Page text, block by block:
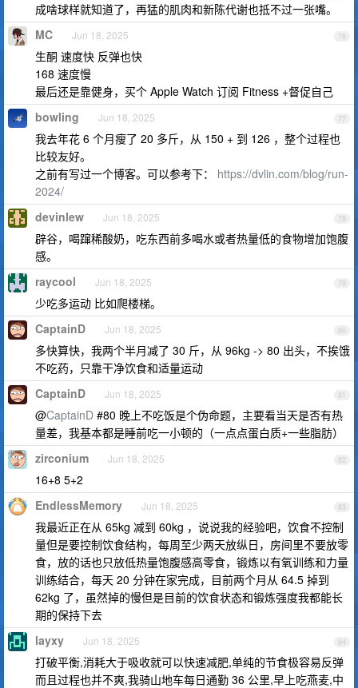
成啥球样就知道了，再猛的肌肉和新陈代谢也抵不过一张嘴。
76
MC Jun 18, 2025
生酮 速度快 反弹也快
168 速度慢
最后还是靠健身，买个 Apple Watch 订阅 Fitness +督促自己
77
bowling Jun 18, 2025
我去年花 6 个月瘦了 20 多斤，从 150 + 到 126 ，整个过程也
比较友好。
之前有写过一个博客。可以参考下： https://dvlin.com/blog/run-
2024/
78
devinlew Jun 18, 2025
辟谷，喝蹿稀酸奶，吃东西前多喝水或者热量低的食物增加饱腹
感。
79
raycool Jun 18, 2025
少吃多运动 比如爬楼梯。
80
CaptainD Jun 18, 2025
多快算快，我两个半月减了 30 斤，从 96kg -> 80 出头，不挨饿
不吃药，只靠干净饮食和适量运动
81
CaptainD Jun 18, 2025
@CaptainD #80 晚上不吃饭是个伪命题，主要看当天是否有热
量差，我基本都是睡前吃一小顿的（一点点蛋白质+一些脂肪）
82
zirconium Jun 18, 2025
16+8 5+2
83
EndlessMemory Jun 18, 2025
我最近正在从 65kg 减到 60kg ，说说我的经验吧，饮食不控制
量但是要控制饮食结构，每周至少两天放纵日，房间里不要放零
食，放的话也只放低热量饱腹感高零食，锻炼以有氧训练和力量
训练结合，每天 20 分钟在家完成，目前两个月从 64.5 掉到
62kg 了，虽然掉的慢但是目前的饮食状态和锻炼强度我都能长
期的保持下去
84
layxy Jun 18, 2025
打破平衡,消耗大于吸收就可以快速减肥,单纯的节食极容易反弹
而且过程也并不爽,我骑山地车每日通勤 36 公里,早上吃燕麦,中